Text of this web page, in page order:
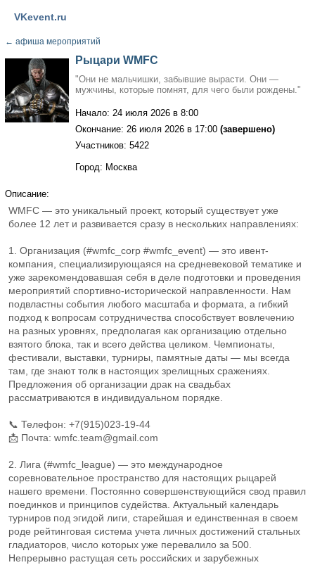
VKevent.ru
← афиша мероприятий
Рыцари WMFC
"Они не мальчишки, забывшие вырасти. Они —
мужчины, которые помнят, для чего были рождены."
Начало: 24 июля 2026 в 8:00
Окончание: 26 июля 2026 в 17:00 (завершено)
Участников: 5422
Город: Москва
Описание:
WMFC — это уникальный проект, который существует уже
более 12 лет и развивается сразу в нескольких направлениях:
1. Организация (#wmfc_corp #wmfc_event) — это ивент-
компания, специализирующаяся на средневековой тематике и
уже зарекомендовавшая себя в деле подготовки и проведения
мероприятий спортивно-исторической направленности. Нам
подвластны события любого масштаба и формата, а гибкий
подход к вопросам сотрудничества способствует вовлечению
на разных уровнях, предполагая как организацию отдельно
взятого блока, так и всего действа целиком. Чемпионаты,
фестивали, выставки, турниры, памятные даты — мы всегда
там, где знают толк в настоящих зрелищных сражениях.
Предложения об организации драк на свадьбах
рассматриваются в индивидуальном порядке.
📞 Телефон: +7(915)023-19-44
📩 Почта: wmfc.team@gmail.com
2. Лига (#wmfc_league) — это международное
соревновательное пространство для настоящих рыцарей
нашего времени. Постоянно совершенствующийся свод правил
поединков и принципов судейства. Актуальный календарь
турниров под эгидой лиги, старейшая и единственная в своем
роде рейтинговая система учета личных достижений стальных
гладиаторов, число которых уже перевалило за 500.
Непрерывно растущая сеть российских и зарубежных